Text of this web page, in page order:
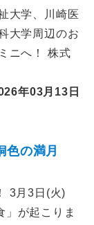
学、川崎医
大学周辺のお
ニへ！ 株式
年03月13日
色の満月
3月3日(火)
」が起こりま